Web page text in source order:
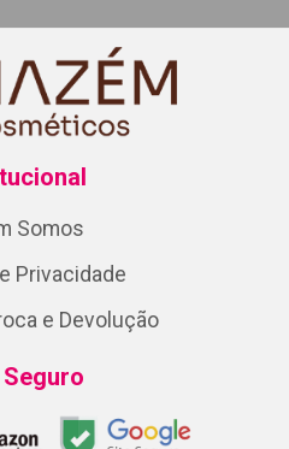
Somos
Privacidade
e Devolução